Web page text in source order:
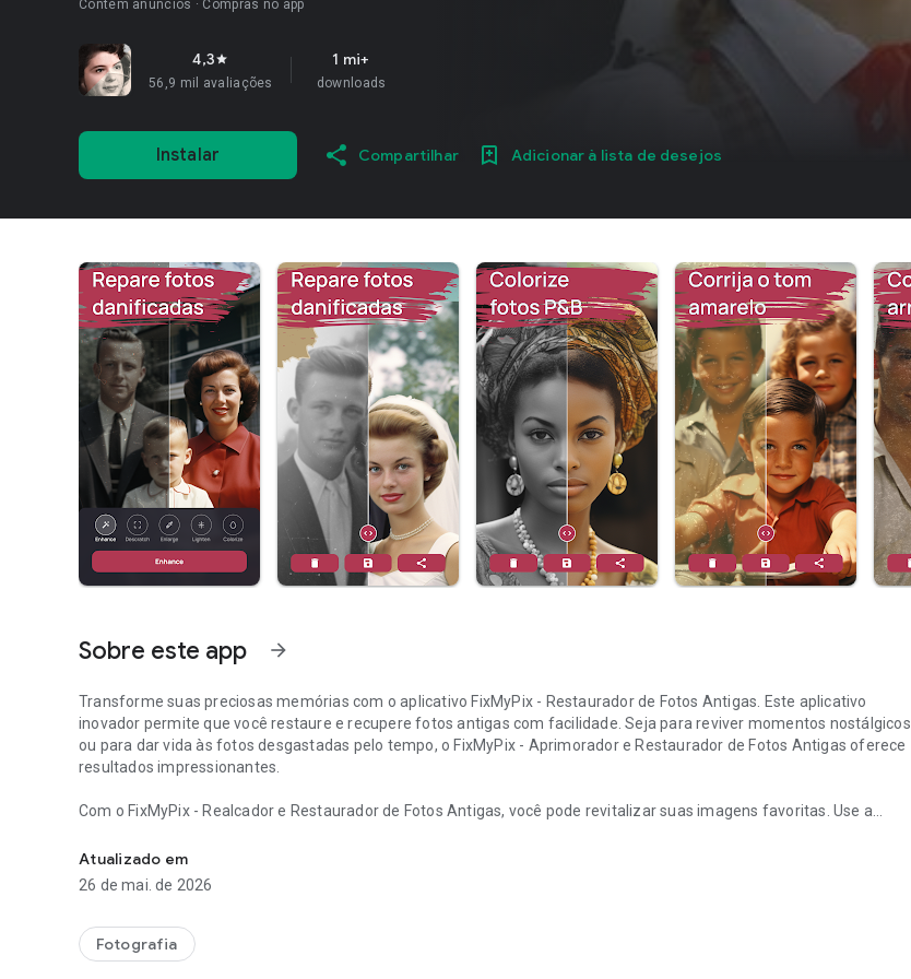
Contém anúncios Compras no app
4,3star
56,9 mil avaliações
1 mi+
downloads
Instalar Compartilhar Adicionar à lista de desejos
Sobre este app arrow_forward
Transforme suas preciosas memórias com o aplicativo FixMyPix - Restaurador de Fotos Antigas. Este aplicativo
inovador permite que você restaure e recupere fotos antigas com facilidade. Seja para reviver momentos nostálgicos
ou para dar vida às fotos desgastadas pelo tempo, o FixMyPix - Aprimorador e Restaurador de Fotos Antigas oferece
resultados impressionantes.
Com o FixMyPix - Realcador e Restaurador de Fotos Antigas, você pode revitalizar suas imagens favoritas. Use a
imperfeições. Seja uma foto de família ou um tesouro de infância, o nosso aplicativo o ajudará a restaurar fotos
antigas com qualidade.
mais antigas. Experimente a mágica de colorir incolor fotos e veja como as imagens ganham vida novamente. O
Restaurador de Fotos Antigas é o seu parceiro confiável para recuperar fotos antigas e preservar momentos valiosos.
Atualizado em
26 de mai. de 2026
Fotografia